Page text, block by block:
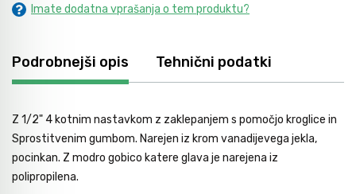
Imate dodatna vprašanja o tem produktu?
Podrobnejši opis Tehnični podatki
Z 1/2" 4 kotnim nastavkom z zaklepanjem s pomočjo kroglice in
Sprostitvenim gumbom. Narejen iz krom vanadijevega jekla,
pocinkan. Z modro gobico katere glava je narejena iz
polipropilena.
Avtomobilsko orodje
Inštalatersko orodje
Krivilci cevi
Razno